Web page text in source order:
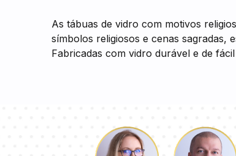
As tábuas de vidro com motivos
símbolos religiosos e cenas sagradas,
Fabricadas com vidro durável e de